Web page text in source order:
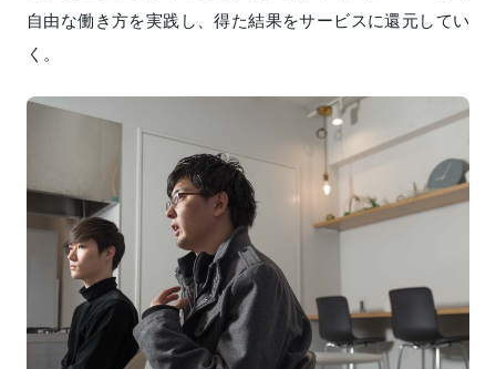
自由な働き方を実践し、得た結果をサービスに還元してい
く。